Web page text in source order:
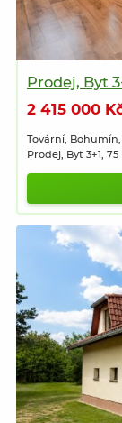
Prodej, Byt
2 415 000
Tovární,
Prodej, Byt 3+1,